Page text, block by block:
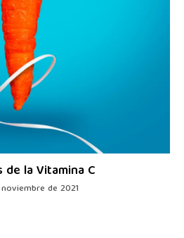
la Vitamina C
de 2021